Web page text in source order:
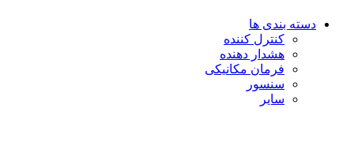
دسته بندی ها
کنترل کننده
هشدار دهنده
فرمان مکانیکی
سنسور
سایر